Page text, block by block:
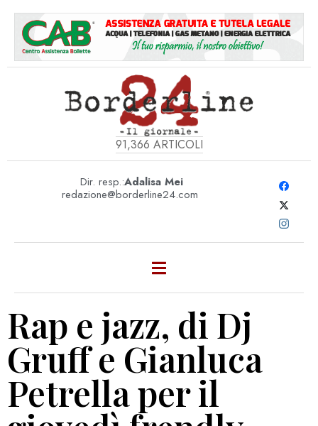
91,366 ARTICOLI
Dir. resp.:Adalisa Mei
redazione@borderline24.com
Rap e jazz, di Dj
Gruff e Gianluca
Petrella per il